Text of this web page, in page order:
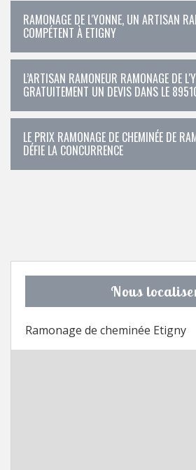
RAMONAGE DE L'YONNE, UN ARTISAN
COMPÉTENT À ETIGNY
L’ARTISAN RAMONEUR RAMONAGE DE
GRATUITEMENT UN DEVIS DANS LE
LE PRIX RAMONAGE DE CHEMINÉE DE
DÉFIE LA CONCURRENCE
Nous
Ramonage de cheminée Etigny